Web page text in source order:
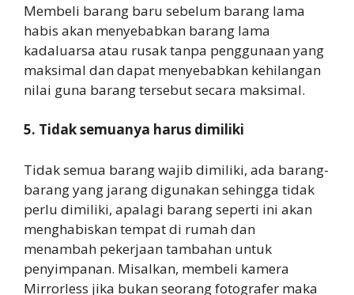
Membeli barang baru sebelum barang lama
habis akan menyebabkan barang lama
kadaluarsa atau rusak tanpa penggunaan yang
maksimal dan dapat menyebabkan kehilangan
nilai guna barang tersebut secara maksimal.
5. Tidak semuanya harus dimiliki
Tidak semua barang wajib dimiliki, ada barang-
barang yang jarang digunakan sehingga tidak
perlu dimiliki, apalagi barang seperti ini akan
menghabiskan tempat di rumah dan
menambah pekerjaan tambahan untuk
penyimpanan. Misalkan, membeli kamera
Mirrorless jika bukan seorang fotografer maka